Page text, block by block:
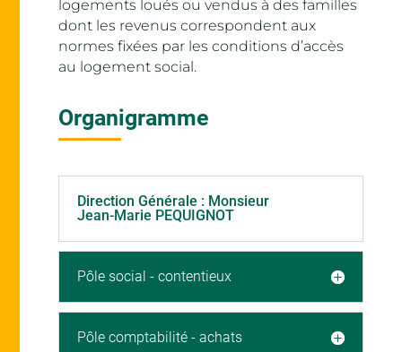
logements loués ou vendus à des familles
dont les revenus correspondent aux
normes fixées par les conditions d’accès
au logement social.
Organigramme
Direction Générale : Monsieur
Jean-Marie PEQUIGNOT
Pôle social - contentieux
Pôle comptabilité - achats